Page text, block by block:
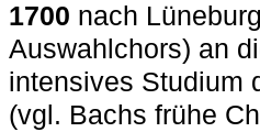
1700 nach
Auswahlchors) an
intensives Studium
(vgl. Bachs frühe